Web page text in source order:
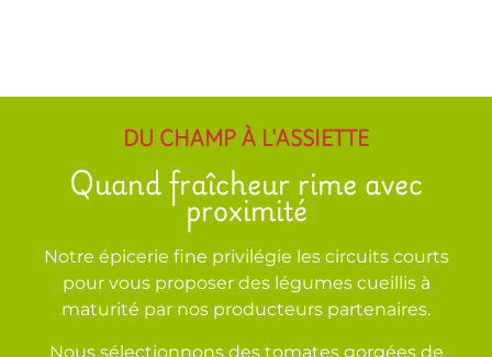
DU CHAMP À L'ASSIETTE
Quand fraîcheur rime avec
proximité
Notre épicerie fine privilégie les circuits courts
pour vous proposer des légumes cueillis à
maturité par nos producteurs partenaires.
Nous sélectionnons des tomates gorgées de